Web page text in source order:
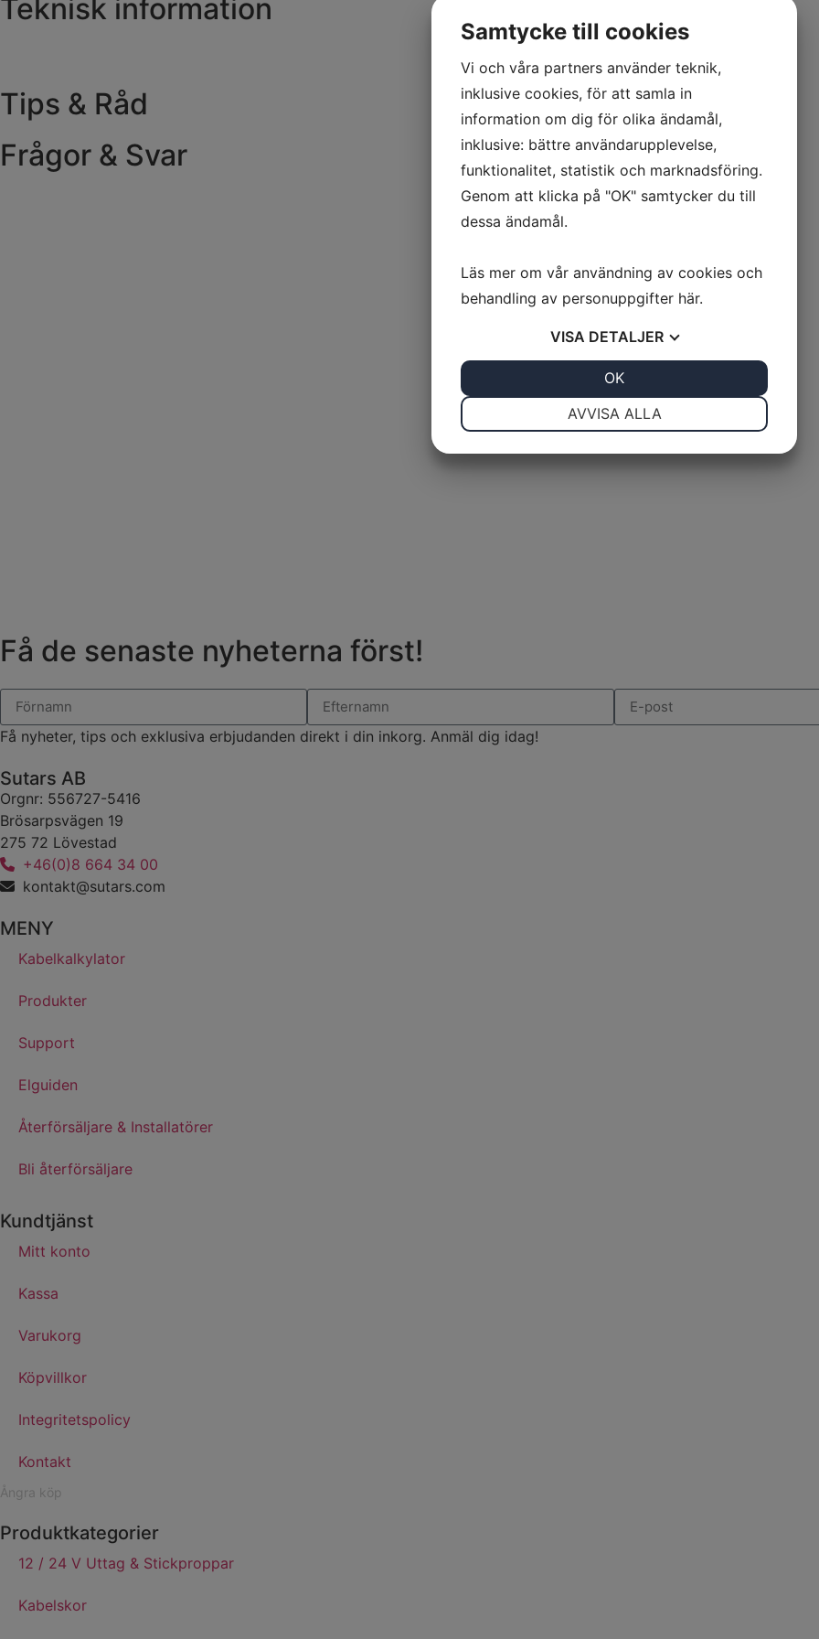
Teknisk information
Tips & Råd
Frågor & Svar
Få de senaste nyheterna först!
Få nyheter, tips och exklusiva erbjudanden direkt i din inkorg. Anmäl dig idag!
Sutars AB
Orgnr: 556727-5416
Brösarpsvägen 19
275 72 Lövestad
+46(0)8 664 34 00
kontakt@sutars.com
MENY
Kabelkalkylator
Produkter
Support
Elguiden
Återförsäljare & Installatörer
Bli återförsäljare
Kundtjänst
Mitt konto
Kassa
Varukorg
Köpvillkor
Integritetspolicy
Kontakt
Ångra köp
Produktkategorier
12 / 24 V Uttag & Stickproppar
Kabelskor
Samtycke till cookies
Vi och våra partners använder teknik,
inklusive cookies, för att samla in
information om dig för olika ändamål,
inklusive: bättre användarupplevelse,
funktionalitet, statistik och marknadsföring.
Genom att klicka på "OK" samtycker du till
dessa ändamål.
Läs mer om vår användning av cookies och
behandling av personuppgifter här.
VISA DETALJER
AVVISA ALLA
OK